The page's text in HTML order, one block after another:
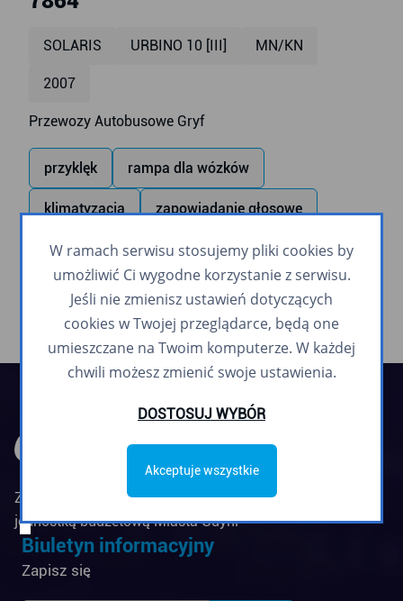
SOLARIS URBINO 10 [III] MN/KN
2007
Przewozy Autobusowe Gryf
przyklęk rampa dla wózków
klimatyzacja zapowiadanie głosowe
monitoring monitor wewnętrzny USB
Zarząd Komunikacji Miejskiej w Gdyni jest
jednostką budżetową Miasta Gdyni
Biuletyn informacyjny
Zapisz się
W ramach serwisu stosujemy pliki cookies by
umożliwić Ci wygodne korzystanie z serwisu.
Jeśli nie zmienisz ustawień dotyczących
cookies w Twojej przeglądarce, będą one
umieszczane na Twoim komputerze. W każdej
chwili możesz zmienić swoje ustawienia.
DOSTOSUJ WYBÓR
Akceptuje wszystkie